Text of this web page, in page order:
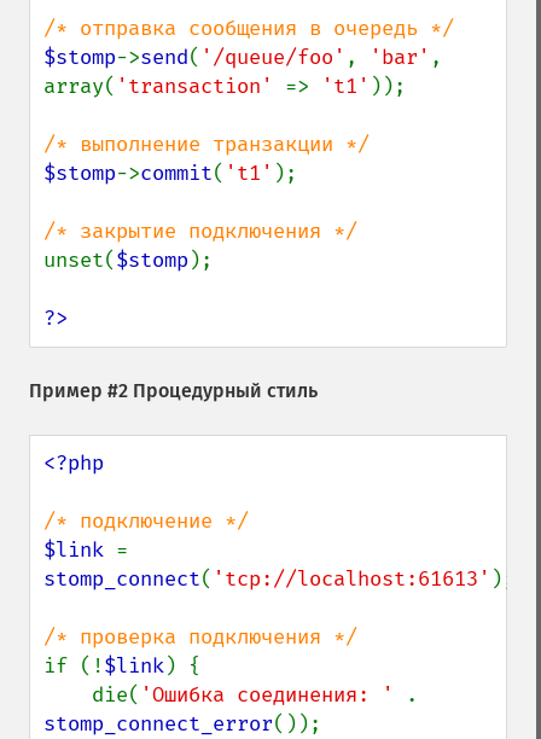
$stomp->send( '/queue/foo' , 'bar' ,
array( 'transaction' => 't1' ));
$stomp->commit( 't1' );
unset($stomp );
?>
Пример #2 Процедурный стиль
<?php
$link
stomp_connect( 'tcp://localhost:61613' );
if (!$link) {
    die(
'Ошибка соединения: '
stomp_connect_error());